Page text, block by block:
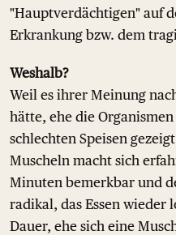
"Hauptverdächtigen" auf
Erkrankung bzw. dem
Weshalb?
Weil es ihrer Meinung
hätte, ehe die
schlechten Speisen
Muscheln macht sich
Minuten bemerkbar und
radikal, das Essen wieder
Dauer, ehe sich eine